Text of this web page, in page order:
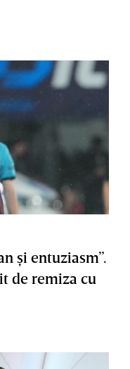
şi entuziasm”.
de remiza cu